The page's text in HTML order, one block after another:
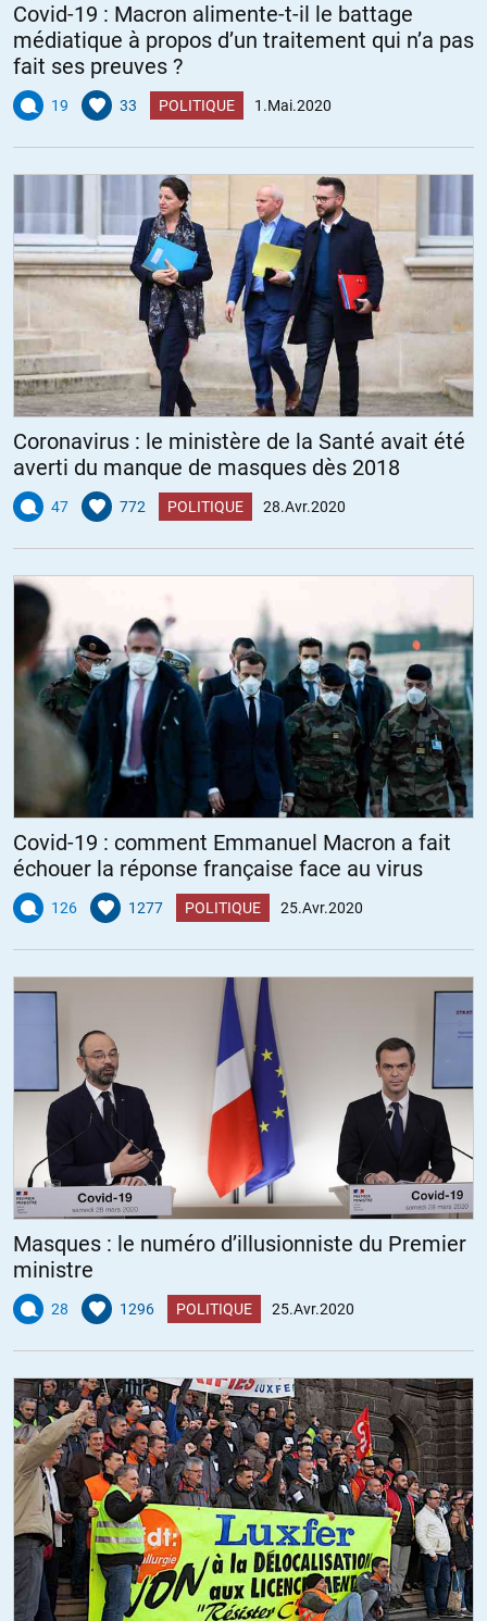
Covid-19 : Macron alimente-t-il le battage
médiatique à propos d’un traitement qui n’a pas
fait ses preuves ?
19 33 POLITIQUE 1.Mai.2020
Coronavirus : le ministère de la Santé avait été
averti du manque de masques dès 2018
47 772 POLITIQUE 28.Avr.2020
Covid-19 : comment Emmanuel Macron a fait
échouer la réponse française face au virus
126 1277 POLITIQUE 25.Avr.2020
Masques : le numéro d’illusionniste du Premier
ministre
28 1296 POLITIQUE 25.Avr.2020